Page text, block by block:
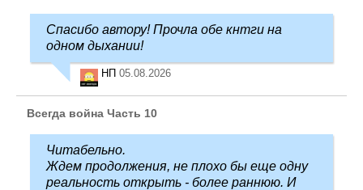
Спасибо автору! Прочла обе кнтги на
одном дыхании!
НП 05.08.2026
Всегда война Часть 10
Читабельно.
Ждем продолжения, не плохо бы еще одну
реальность открыть - более раннюю. И